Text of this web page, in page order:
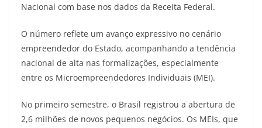
Nacional com base nos dados da Receita Federal.
O número reflete um avanço expressivo no cenário
empreendedor do Estado, acompanhando a tendência
nacional de alta nas formalizações, especialmente
entre os Microempreendedores Individuais (MEI).
No primeiro semestre, o Brasil registrou a abertura de
2,6 milhões de novos pequenos negócios. Os MEIs, que